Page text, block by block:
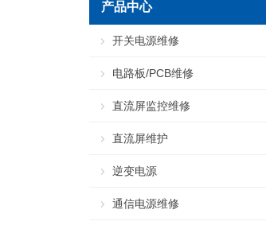
产品中心
开关电源维修
电路板/PCB维修
直流屏监控维修
直流屏维护
逆变电源
通信电源维修